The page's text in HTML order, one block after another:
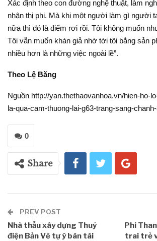
Xác định theo con đường nghệ thuật, làm
nhận thị phi. Mà khi một người làm gì người
nữa thì đó là điểm rơi rồi. Tôi không muốn
Tôi vẫn muốn khán giả nhớ tới tôi bằng sản
nhiều hơn là những việc ngoài lề”.
Theo Lệ Băng
Nguồn http://yan.thethaovanhoa.vn/hien-ho-
la-qua-cam-thuong-lai-g63-trang-sang-
0
Share
PREV POST
Nhà thầu xây dựng Thuỷ
điện Bản Vẽ tự ý bán tài
Phi
trai trẻ